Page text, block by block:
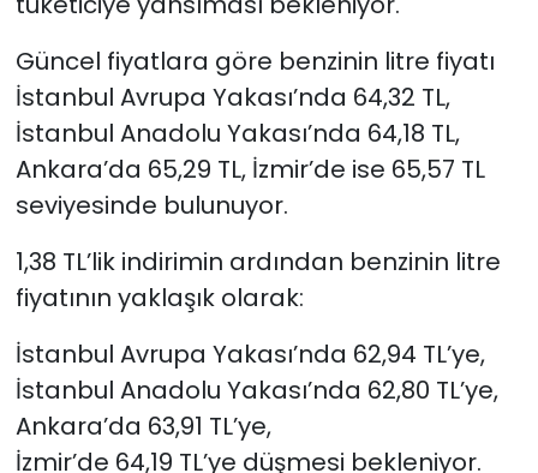
Güncel fiyatlara göre benzinin litre fiyatı
İstanbul Avrupa Yakası’nda 64,32 TL,
İstanbul Anadolu Yakası’nda 64,18 TL,
Ankara’da 65,29 TL, İzmir’de ise 65,57 TL
seviyesinde bulunuyor.
1,38 TL’lik indirimin ardından benzinin litre
fiyatının yaklaşık olarak:
İstanbul Avrupa Yakası’nda 62,94 TL’ye,
İstanbul Anadolu Yakası’nda 62,80 TL’ye,
Ankara’da 63,91 TL’ye,
İzmir’de 64,19 TL’ye düşmesi bekleniyor.